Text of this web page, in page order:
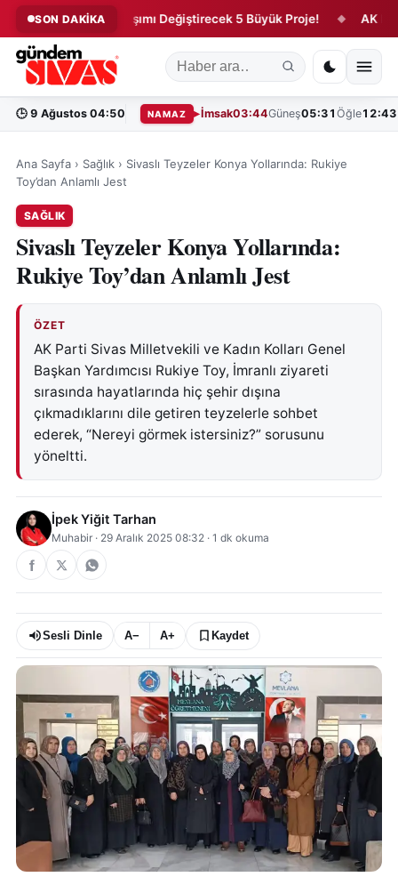
SON DAKİKA
Sivas’ta Ulaşımı Değiştirecek 5 Büyük Proje! ◆ AK
🕒 9 Ağustos 04:50 NAMAZ İmsak03:44Güneş05:31 Öğle12:43
Ana Sayfa › Sağlık › Sivaslı Teyzeler Konya Yollarında: Rukiye
Toy’dan Anlamlı Jest
SAĞLIK
Sivaslı Teyzeler Konya Yollarında:
Rukiye Toy’dan Anlamlı Jest
ÖZET
AK Parti Sivas Milletvekili ve Kadın Kolları Genel
Başkan Yardımcısı Rukiye Toy, İmranlı ziyareti
sırasında hayatlarında hiç şehir dışına
çıkmadıklarını dile getiren teyzelerle sohbet
ederek, “Nereyi görmek istersiniz?” sorusunu
yöneltti.
İpek Yiğit Tarhan
Muhabir · 29 Aralık 2025 08:32 · 1 dk okuma
Sesli Dinle A− A+ Kaydet